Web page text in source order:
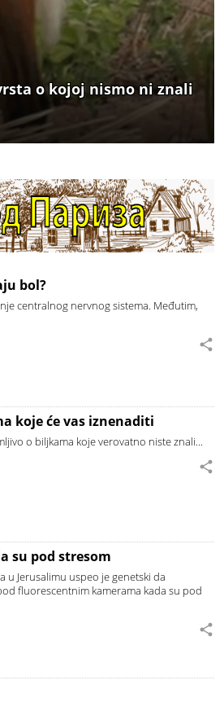
o kojoj nismo ni znali
bol?
centralnog nervnog sistema. Međutim,
koje će vas iznenaditi
o biljkama koje verovatno niste znali...
su pod stresom
u Jerusalimu uspeo je genetski da
fluorescentnim kamerama kada su pod